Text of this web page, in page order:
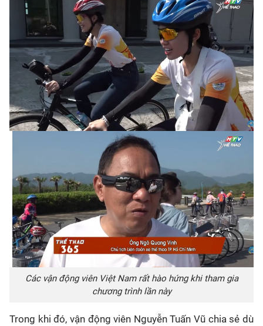
Các vận động viên Việt Nam rất hào hứng khi tham gia
chương trình lần này
Trong khi đó, vận động viên Nguyễn Tuấn Vũ chia sẻ dù